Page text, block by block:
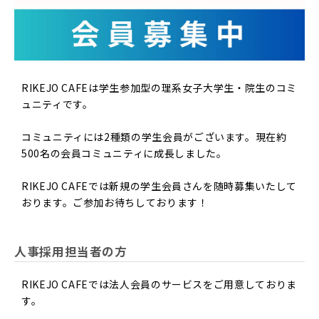
RIKEJO CAFEは学生参加型の理系女子大学生・院生のコミ
ュニティです。
コミュニティには2種類の学生会員がございます。現在約
500名の会員コミュニティに成長しました。
RIKEJO CAFEでは新規の学生会員さんを随時募集いたして
おります。ご参加お待ちしております！
人事採用担当者の方
RIKEJO CAFEでは法人会員のサービスをご用意しておりま
す。